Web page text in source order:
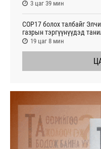
3 цаг 39 мин
СОР17 болох талбайг
газрын тэргүүнүүдэд
19 цаг 8 мин